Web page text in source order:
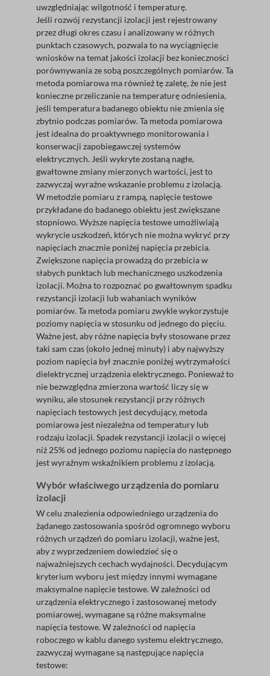
uwzględniając wilgotność i temperaturę.
Jeśli rozwój rezystancji izolacji jest rejestrowany
przez długi okres czasu i analizowany w różnych
punktach czasowych, pozwala to na wyciągnięcie
wniosków na temat jakości izolacji bez konieczności
porównywania ze sobą poszczególnych pomiarów. Ta
metoda pomiarowa ma również tę zaletę, że nie jest
konieczne przeliczanie na temperaturę odniesienia,
jeśli temperatura badanego obiektu nie zmienia się
zbytnio podczas pomiarów. Ta metoda pomiarowa
jest idealna do proaktywnego monitorowania i
konserwacji zapobiegawczej systemów
elektrycznych. Jeśli wykryte zostaną nagłe,
gwałtowne zmiany mierzonych wartości, jest to
zazwyczaj wyraźne wskazanie problemu z izolacją.
W metodzie pomiaru z rampą, napięcie testowe
przykładane do badanego obiektu jest zwiększane
stopniowo. Wyższe napięcia testowe umożliwiają
wykrycie uszkodzeń, których nie można wykryć przy
napięciach znacznie poniżej napięcia przebicia.
Zwiększone napięcia prowadzą do przebicia w
słabych punktach lub mechanicznego uszkodzenia
izolacji. Można to rozpoznać po gwałtownym spadku
rezystancji izolacji lub wahaniach wyników
pomiarów. Ta metoda pomiaru zwykle wykorzystuje
poziomy napięcia w stosunku od jednego do pięciu.
Ważne jest, aby różne napięcia były stosowane przez
taki sam czas (około jednej minuty) i aby najwyższy
poziom napięcia był znacznie poniżej wytrzymałości
dielektrycznej urządzenia elektrycznego. Ponieważ to
nie bezwzględna zmierzona wartość liczy się w
wyniku, ale stosunek rezystancji przy różnych
napięciach testowych jest decydujący, metoda
pomiarowa jest niezależna od temperatury lub
rodzaju izolacji. Spadek rezystancji izolacji o więcej
niż 25% od jednego poziomu napięcia do następnego
jest wyraźnym wskaźnikiem problemu z izolacją.
Wybór właściwego urządzenia do pomiaru
izolacji
W celu znalezienia odpowiedniego urządzenia do
żądanego zastosowania spośród ogromnego wyboru
różnych urządzeń do pomiaru izolacji, ważne jest,
aby z wyprzedzeniem dowiedzieć się o
najważniejszych cechach wydajności. Decydującym
kryterium wyboru jest między innymi wymagane
maksymalne napięcie testowe. W zależności od
urządzenia elektrycznego i zastosowanej metody
pomiarowej, wymagane są różne maksymalne
napięcia testowe. W zależności od napięcia
roboczego w kablu danego systemu elektrycznego,
zazwyczaj wymagane są następujące napięcia
testowe: